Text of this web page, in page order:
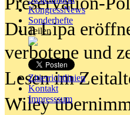
KongressNews
Sonderhefte
Teilen
Zitierrichtlinien
Kontakt
Impresssum
Dua Lipa
verbotene und
Lesen im
Wiley